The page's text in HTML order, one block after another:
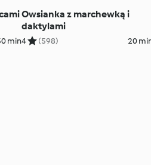
min
Owsianka z marchewką i
daktylami
4 (598) 20